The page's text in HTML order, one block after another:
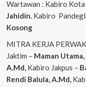
Wartawan : Kabiro
Jahidin. Kabiro
Kosong
MITRA KERJA
Jaktim – Maman Utama,
A.Md, Kabiro Jakpus –
Rendi Balula, A.Md,